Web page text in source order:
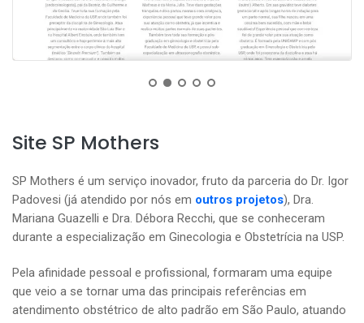
Site SP Mothers
SP Mothers é um serviço inovador, fruto da parceria do Dr. Igor
Padovesi (já atendido por nós em outros projetos), Dra.
Mariana Guazelli e Dra. Débora Recchi, que se conheceram
durante a especialização em Ginecologia e Obstetrícia na USP.
Pela afinidade pessoal e profissional, formaram uma equipe
que veio a se tornar uma das principais referências em
atendimento obstétrico de alto padrão em São Paulo, atuando